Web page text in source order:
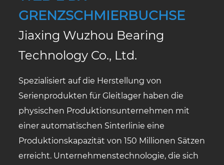
GRENZSCHMIERBUCHSE
Jiaxing Wuzhou Bearing
Technology Co., Ltd.
Spezialisiert auf die Herstellung von
Serienprodukten für Gleitlager haben die
physischen Produktionsunternehmen mit
einer automatischen Sinterlinie eine
Produktionskapazität von 150 Millionen Sätzen
erreicht. Unternehmenstechnologie, die sich